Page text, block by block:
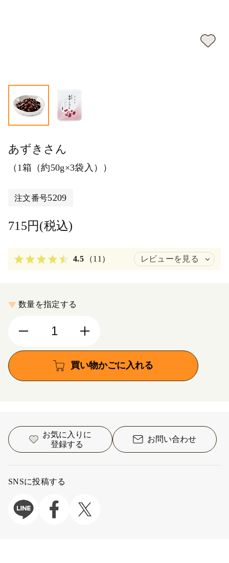
あずきさん
（1箱（約50g×3袋入））
注文番号5209
715円(税込)
4.5 （11） レビューを見る
数量を指定する
買い物かごに入れる
お気に入りに
登録する
お問い合わせ
SNSに投稿する